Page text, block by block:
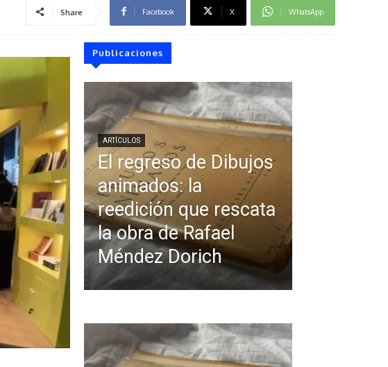
Share Facebook X WhatsApp
Publicaciones
ARTÍCULOS
El regreso de Dibujos
animados: la
reedición que rescata
la obra de Rafael
Méndez Dorich